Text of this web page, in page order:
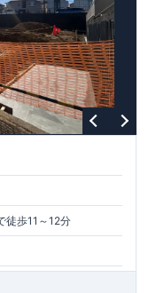
場検査が行われま
の配慮、温熱環境・
4分野、空気環境で、最
く 東栄住宅の建物
築基準法に定められ
、倒壊、崩壊しない｣
達成しています。
されています。建築
で耐風最高等級
詳しく 東栄住宅は土
ンスまで、すべての
ーサポート
品質を長期にわたり
とが重要です。
、定期点検以外でも
ト動画で
徒歩11～12分